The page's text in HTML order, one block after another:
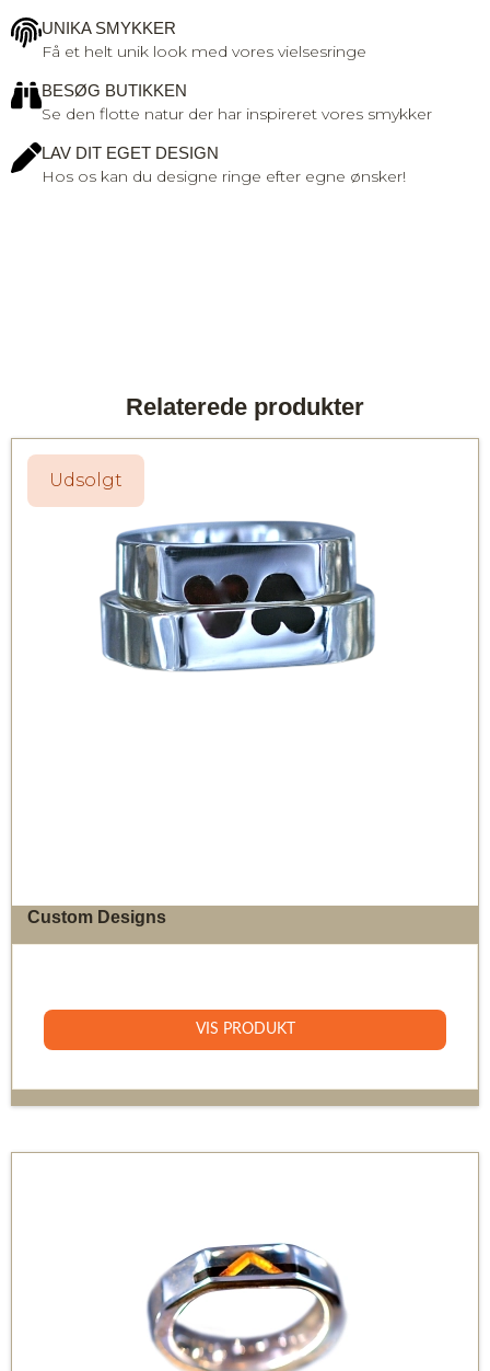
UNIKA SMYKKER
Få et helt unik look med vores vielsesringe
BESØG BUTIKKEN
Se den flotte natur der har inspireret vores smykker
LAV DIT EGET DESIGN
Hos os kan du designe ringe efter egne ønsker!
Relaterede produkter
Udsolgt
Custom Designs
VIS PRODUKT